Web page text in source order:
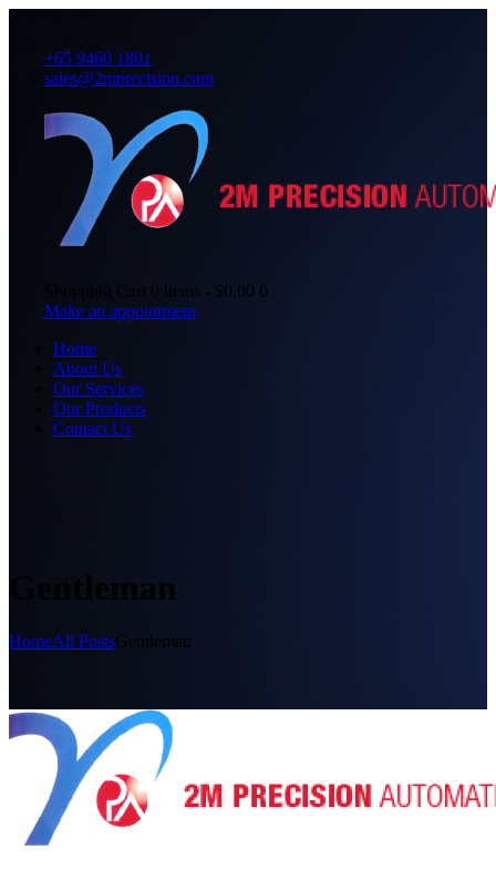
+65 9460 1801
sales@2mprecision.com
0 items - $0.00 0
Make an appointment
Home
About Us
Our Services
Our Products
Contact Us
Gentleman
HomeAll PostsGentleman